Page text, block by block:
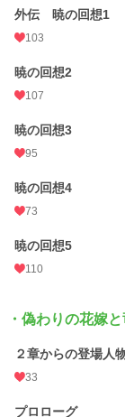
外伝 暁の回想1
103
暁の回想2
107
暁の回想3
95
暁の回想4
73
暁の回想5
110
・偽わりの花嫁
２章からの登場人
33
プロローグ